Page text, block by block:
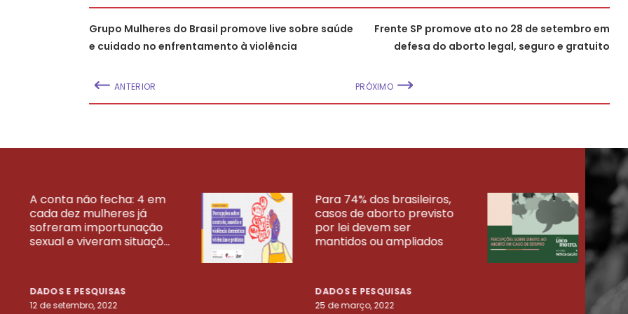
Grupo Mulheres do Brasil promove live sobre saúde
e cuidado no enfrentamento à violência
ANTERIOR
Frente SP promove ato no 28 de setembro em
defesa do aborto legal, seguro e gratuito
PRÓXIMO
A conta não fecha: 4 em
cada dez mulheres já
sofreram importunação
sexual e viveram situaçõ...
DADOS E PESQUISAS
12 de setembro, 2022
Para 74% dos brasileiros,
casos de aborto previsto
por lei devem ser
mantidos ou ampliados
DADOS E PESQUISAS
25 de março, 2022
23
VEJA MAIS PESQUISAS